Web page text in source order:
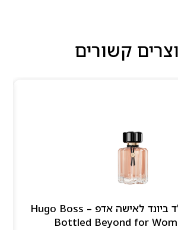
קשורים
הוגו בוס בוטלד ביונד לאישה אדפ – Hugo Boss